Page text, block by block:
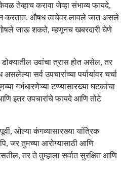
केवळ तेव्हाच करावा जेव्हा संभाव्य फायदे,
करतात. औषध त्वचेवर लावले जात असले
शोषले जाऊ शकते, म्हणूनच खबरदारी घेणे
उवांचा त्रास होत असेल, तर
सर्व उपचारांच्या पर्यायांवर चर्चा
गर्भधारणेच्या टप्प्यासारख्या घटकांचा
इतर उपचारांचे फायदे आणि तोटे
ओल्या कंगव्यासारख्या यांत्रिक
जर तुमच्या आरोग्यासाठी आणि
तर ते तुम्हाला सर्वात सुरक्षित आणि